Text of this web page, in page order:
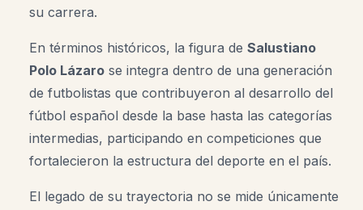
su carrera.
En términos históricos, la figura de Salustiano
Polo Lázaro se integra dentro de una generación
de futbolistas que contribuyeron al desarrollo del
fútbol español desde la base hasta las categorías
intermedias, participando en competiciones que
fortalecieron la estructura del deporte en el país.
El legado de su trayectoria no se mide únicamente